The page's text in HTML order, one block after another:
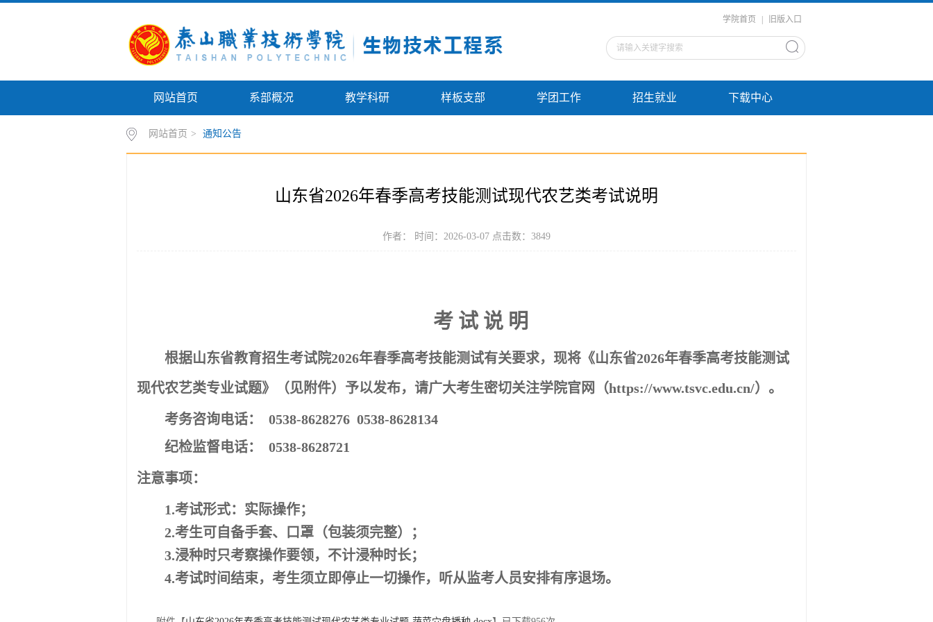
学院首页 旧版入口
网站首页 系部概况 教学科研 样板支部 学团工作 招生就业 下载中心
网站首页 > 通知公告
山东省2026年春季高考技能测试现代农艺类考试说明
作者： 时间：2026-03-07 点击数： 3849
考 试 说 明
根据山东省教育招生考试院2026年春季高考技能测试有关要求，现将《山东省2026年春季高考技能测试
现代农艺类专业试题》（见附件）予以发布，请广大考生密切关注学院官网（https://www.tsvc.edu.cn/）。
考务咨询电话：
0538-8628276 0538-8628134
纪检监督电话：
0538-8628721
注意事项：
1.考试形式：实际操作；
2.考生可自备手套、口罩（包装须完整）；
3.浸种时只考察操作要领，不计浸种时长；
4.考试时间结束，考生须立即停止一切操作，听从监考人员安排有序退场。